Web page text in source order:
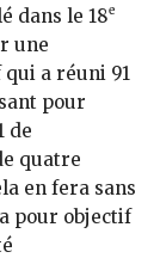
dans le 18e
une
a réuni 91
pour
de
quatre
en fera sans
pour objectif